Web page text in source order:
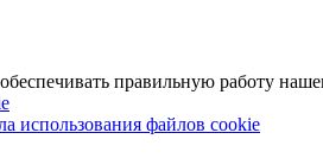
правильную работу
использования файлов cookie